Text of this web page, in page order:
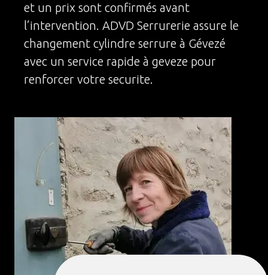
et un prix sont confirmés avant
l’intervention. ADVD Serrurerie assure le
changement cylindre serrure à Gévezé
avec un service rapide à geveze pour
renforcer votre securite.